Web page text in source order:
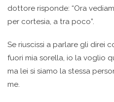
dottore risponde: “Ora
per cortesia, a tra poco”.
Se riuscissi a parlare gli direi
fuori mia sorella, io la voglio
ma lei si siamo la stessa
me.